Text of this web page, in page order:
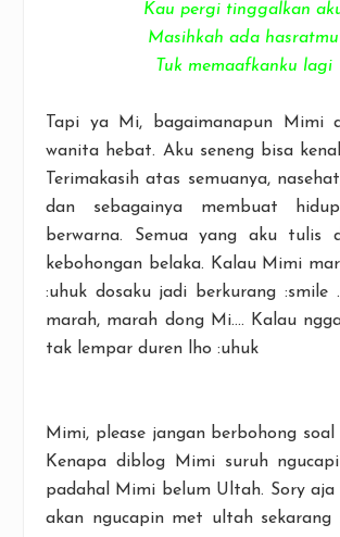
Kau pergi tinggalkan
Masihkah ada hasratmu
Tuk memaafkanku lagi
Tapi ya Mi, bagaimanapun Mimi
wanita hebat. Aku seneng bisa
Terimakasih atas semuanya,
dan sebagainya membuat
berwarna. Semua yang aku tulis
kebohongan belaka. Kalau Mimi
:uhuk dosaku jadi berkurang :smile
marah, marah dong Mi.... Kalau
tak lempar duren lho :uhuk
Mimi, please jangan berbohong
Kenapa diblog Mimi suruh
padahal Mimi belum Ultah. Sory aja
akan ngucapin met ultah sekarang